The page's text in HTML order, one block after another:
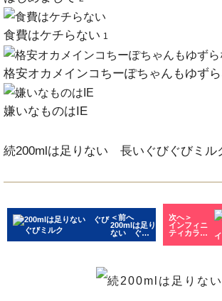
食費はケチらない 1
格安オカメインコちーぽちゃんもゆず
嫌いなものはIE
続200mlは足りない 長いぐびぐびミル
＜前へ
200mlは足り
ない ぐび
ぐびミルク
次へ＞
インフィニ
ティカラム
アップルパ